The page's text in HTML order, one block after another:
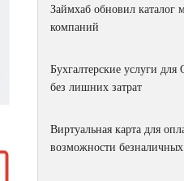
Займхаб обновил каталог
компаний
Бухгалтерские услуги
без лишних затрат
Виртуальная карта для
возможности безналичных